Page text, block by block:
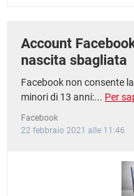
Account
nascita sbagliata
Facebook non consente
minori di 13 anni:... Per
Facebook
22 febbraio 2021 alle 11:46